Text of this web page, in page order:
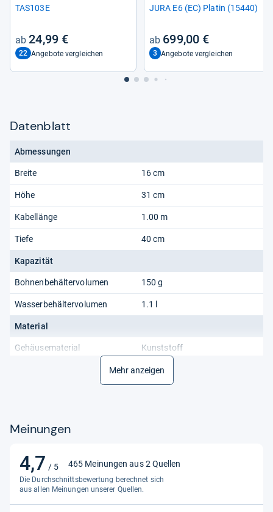
TAS103E
24,99 €
22 Angebote vergleichen
JURA E6 (EC) Pla­tin (15440)
699,00 €
3 Angebote vergleichen
Datenblatt
Abmessungen
Breite 16 cm
Höhe 31 cm
Kabellänge 1.00 m
Tiefe 40 cm
Kapazität
Bohnenbehältervolumen 150 g
Wasserbehältervolumen 1.1 l
Material
Gehäusematerial Kunststoff
Gesamtgewicht
Schutz & Sicherheit
Sicherheitsmerkmale Kontrollleuchte
Mehr anzeigen
Meinungen
4,7 / 5
4,7
von
5
Sternen
465 Meinungen aus 2 Quellen
Die Durchschnittsbewertung berechnet sich
aus allen Meinungen unserer Quellen.